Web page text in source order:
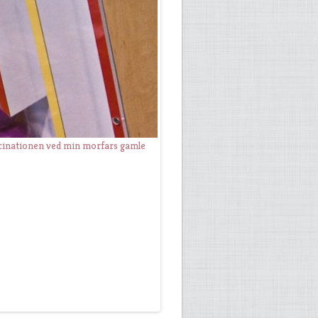
ved min morfars gamle
en selvfølge, kan det være